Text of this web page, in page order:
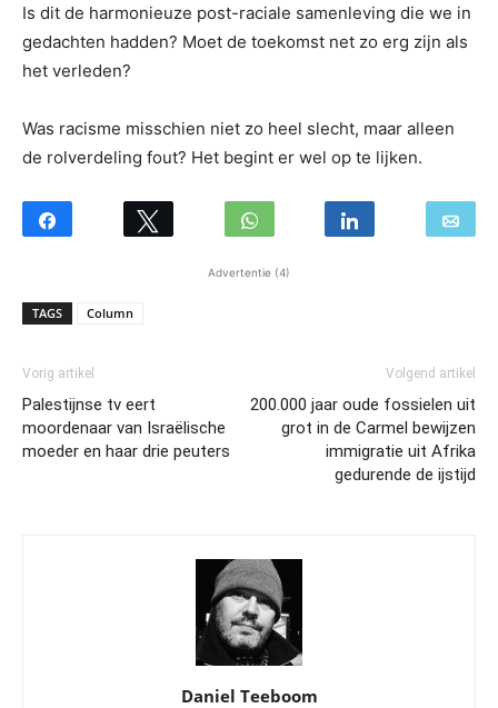
Is dit de harmonieuze post-raciale samenleving die we in
gedachten hadden? Moet de toekomst net zo erg zijn als
het verleden?
Was racisme misschien niet zo heel slecht, maar alleen
de rolverdeling fout? Het begint er wel op te lijken.
Advertentie (4)
TAGS Column
Vorig artikel
Palestijnse tv eert
moordenaar van Israëlische
moeder en haar drie peuters
Volgend artikel
200.000 jaar oude fossielen uit
grot in de Carmel bewijzen
immigratie uit Afrika
gedurende de ijstijd
Daniel Teeboom